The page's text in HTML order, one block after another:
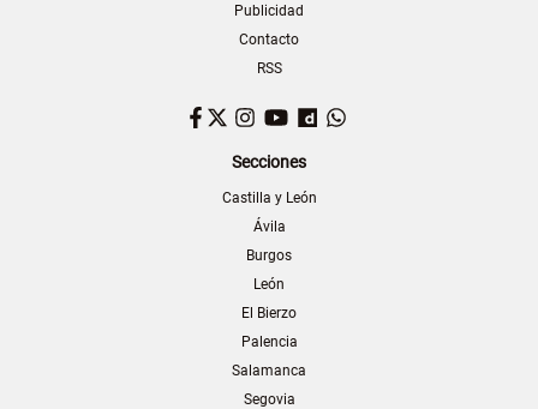
Publicidad
Contacto
RSS
Facebook
TwitterInstagram
YouTubeDailymotion
Secciones
Castilla y León
Ávila
Burgos
León
El Bierzo
Palencia
Salamanca
Segovia